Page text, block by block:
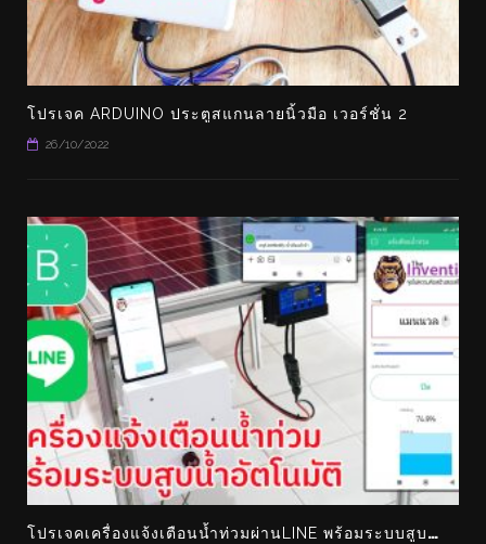
โปรเจค ARDUINO ประตูสแกนลายนิ้วมือ เวอร์ชั่น 2
26/10/2022
โ
ปรเจคเครื่องแจ้งเตือนน้ำท่วมผ่านLINE พร้อมระบบสูบน้ำอัตโนมัติ คอนโทรลผ่านแอพ BLYNK ได้ด้วย